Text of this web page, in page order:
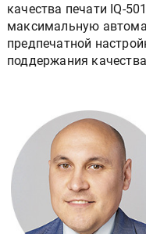
качества печати IQ-
максимальную
предпечатной
поддержания